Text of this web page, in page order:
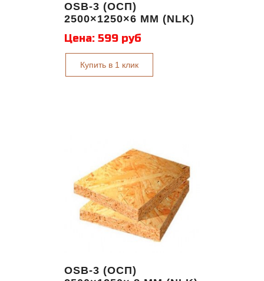
OSB-3 (OCП)
2500×1250×6 ММ (NLK)
Цена: 599 руб
Купить в 1 клик
OSB-3 (ОСП)